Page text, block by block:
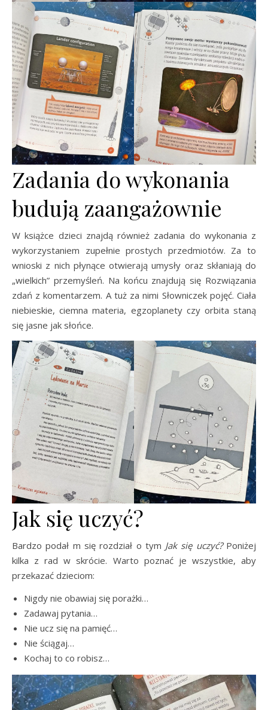
Zadania do wykonania
budują zaangażownie
W książce dzieci znajdą również zadania do wykonania z
wykorzystaniem zupełnie prostych przedmiotów. Za to
wnioski z nich płynące otwierają umysły oraz skłaniają do
„wielkich” przemyśleń. Na końcu znajdują się Rozwiązania
zdań z komentarzem. A tuż za nimi Słowniczek pojęć. Ciała
niebieskie, ciemna materia, egzoplanety czy orbita staną
się jasne jak słońce.
Jak się uczyć?
Bardzo podał m się rozdział o tym Jak się uczyć? Poniżej
kilka z rad w skrócie. Warto poznać je wszystkie, aby
przekazać dzieciom:
Nigdy nie obawiaj się porażki…
Zadawaj pytania…
Nie ucz się na pamięć…
Nie ściągaj…
Kochaj to co robisz…